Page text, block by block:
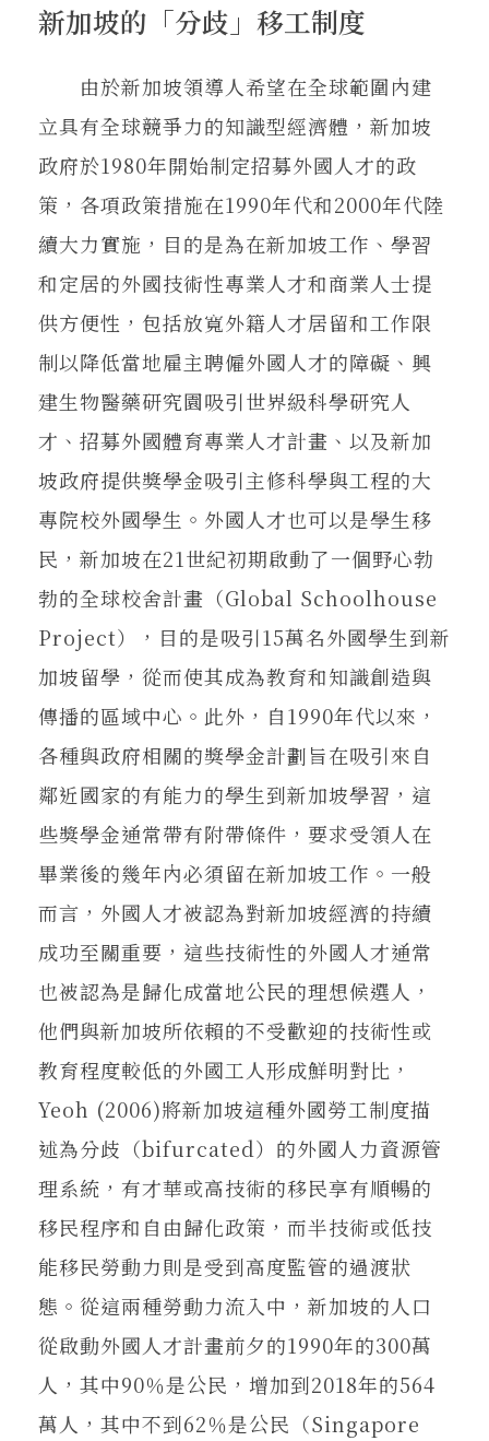
新加坡的「分歧」移工制度
由於新加坡領導人希望在全球範圍內建
立具有全球競爭力的知識型經濟體，新加坡
政府於1980年開始制定招募外國人才的政
策，各項政策措施在1990年代和2000年代陸
續大力實施，目的是為在新加坡工作、學習
和定居的外國技術性專業人才和商業人士提
供方便性，包括放寬外籍人才居留和工作限
制以降低當地雇主聘僱外國人才的障礙、興
建生物醫藥研究園吸引世界級科學研究人
才、招募外國體育專業人才計畫、以及新加
坡政府提供獎學金吸引主修科學與工程的大
專院校外國學生。外國人才也可以是學生移
民，新加坡在21世紀初期啟動了一個野心勃
勃的全球校舍計畫（Global Schoolhouse
Project），目的是吸引15萬名外國學生到新
加坡留學，從而使其成為教育和知識創造與
傳播的區域中心。此外，自1990年代以來，
各種與政府相關的獎學金計劃旨在吸引來自
鄰近國家的有能力的學生到新加坡學習，這
些獎學金通常帶有附帶條件，要求受領人在
畢業後的幾年內必須留在新加坡工作。一般
而言，外國人才被認為對新加坡經濟的持續
成功至關重要，這些技術性的外國人才通常
也被認為是歸化成當地公民的理想候選人，
他們與新加坡所依賴的不受歡迎的技術性或
教育程度較低的外國工人形成鮮明對比，
Yeoh (2006)將新加坡這種外國勞工制度描
述為分歧（bifurcated）的外國人力資源管
理系統，有才華或高技術的移民享有順暢的
移民程序和自由歸化政策，而半技術或低技
能移民勞動力則是受到高度監管的過渡狀
態。從這兩種勞動力流入中，新加坡的人口
從啟動外國人才計畫前夕的1990年的300萬
人，其中90％是公民，增加到2018年的564
萬人，其中不到62％是公民（Singapore